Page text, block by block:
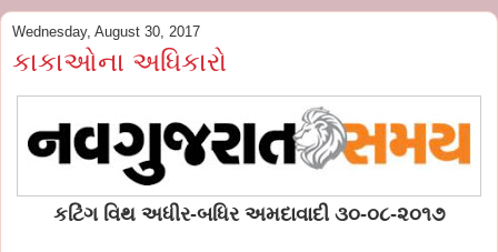
Wednesday, August 30, 2017
કાકાઓના અધિકારો
કટિંગ વિથ અધીર-બધિર અમદાવાદી ૩૦-૦૮-૨૦૧૭